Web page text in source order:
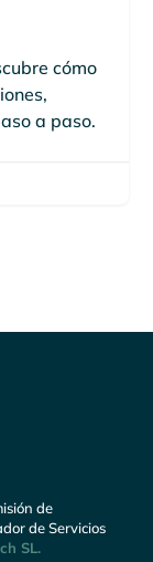
cómo
a paso.
de
de Servicios
SL.